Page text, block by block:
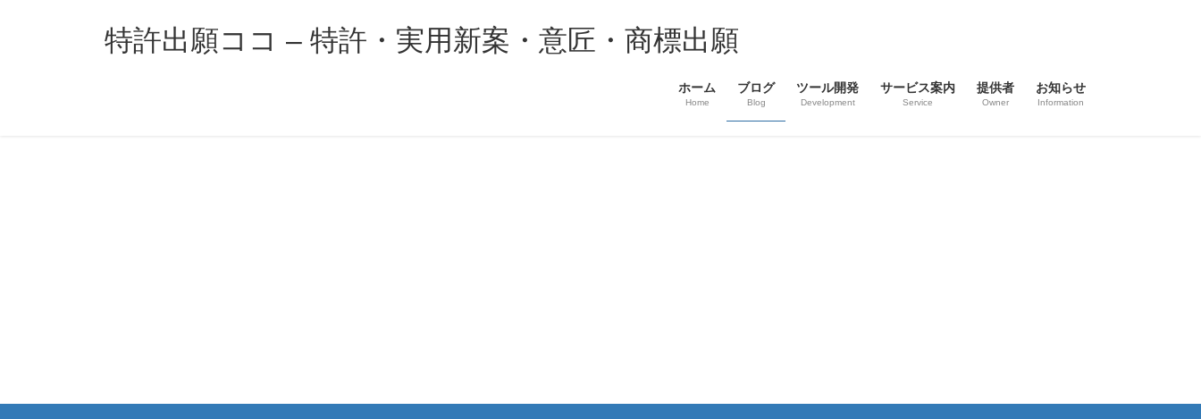
特許出願ココ – 特許・実用新案・意匠・商標出願
ホーム
Home
ブログ
Blog
ツール開発
Development
サービス案内
Service
提供者
Owner
お知らせ
Information